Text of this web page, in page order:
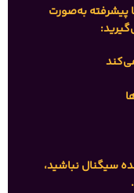
پیشرفتهبه‌صورت
سیگنال نباشید،